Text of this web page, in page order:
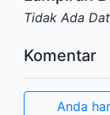
Tidak Ada
Komentar
Anda